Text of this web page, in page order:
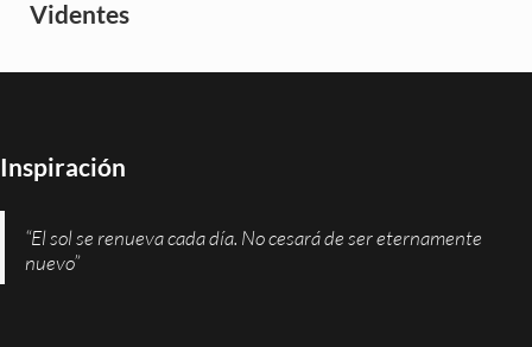
Videntes
Inspiración
“El sol se renueva cada día. No cesará de ser eternamente
nuevo”